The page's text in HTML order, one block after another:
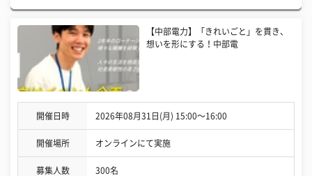
【中部電力】「きれいごと」を貫き、
想いを形にする！中部電
開催日時 2026年08月31日(月) 15:00〜16:00
開催場所 オンラインにて実施
募集人数 300名